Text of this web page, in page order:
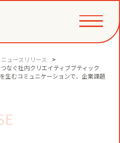
ュースリリース
なぐ社内クリエイティブブティック
生むコミュニケーションで、企業課題